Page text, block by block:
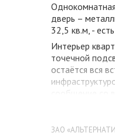
дверь –
32,5 кв.м, -
Интерьер
точечной
остаётся вся
ЗАО